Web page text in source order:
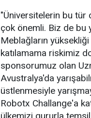
"Üniversitelerin bu tür
çok önemli. Biz de bu
Meblağların yüksekliği
katılamama riskimiz
sponsorumuz olan
Avustralya'da
üstlenmesiyle
Robotx Challange'a
ülkemizi gururla